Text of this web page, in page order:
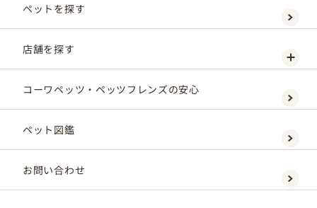
ペットを探す
店舗を探す
コーワペッツ・ペッツフレンズの安心
ペット図鑑
お問い合わせ